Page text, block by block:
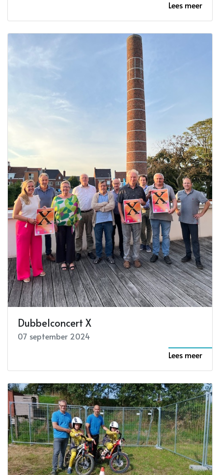
Lees meer
Dubbelconcert X
07 september 2024
Lees meer